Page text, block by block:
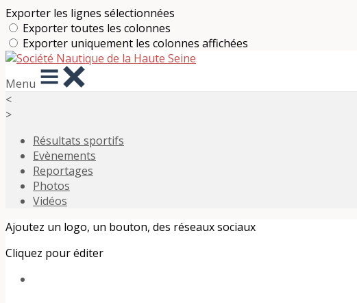
Exporter les lignes sélectionnées
Exporter toutes les colonnes
Exporter uniquement les colonnes affichées
Menu
<
>
Résultats sportifs
Evènements
Reportages
Photos
Vidéos
Ajoutez un logo, un bouton, des réseaux sociaux
Cliquez pour éditer